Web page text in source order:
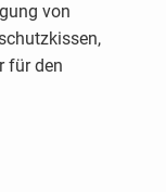
von
für den